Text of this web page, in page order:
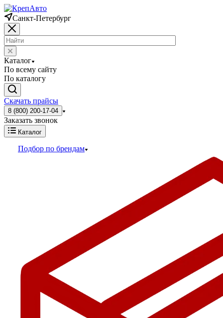
Санкт-Петербург
Каталог
По всему сайту
По каталогу
Скачать прайсы
8 (800) 200-17-04
Заказать звонок
Каталог
Подбор по брендам